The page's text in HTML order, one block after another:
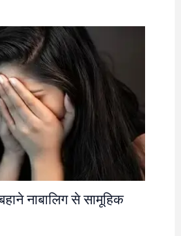
नाबालिग से सामूहिक